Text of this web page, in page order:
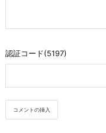
認証コード(5197)